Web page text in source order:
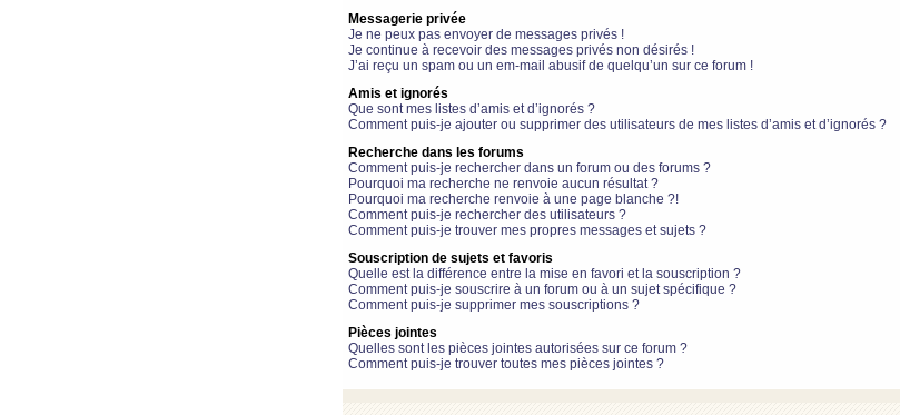
Messagerie privée
Je ne peux pas envoyer de messages privés !
Je continue à recevoir des messages privés non désirés !
J’ai reçu un spam ou un em-mail abusif de quelqu’un sur ce forum !
Amis et ignorés
Que sont mes listes d’amis et d’ignorés ?
Comment puis-je ajouter ou supprimer des utilisateurs de mes listes d’amis et d’ignorés ?
Recherche dans les forums
Comment puis-je rechercher dans un forum ou des forums ?
Pourquoi ma recherche ne renvoie aucun résultat ?
Pourquoi ma recherche renvoie à une page blanche ?!
Comment puis-je rechercher des utilisateurs ?
Comment puis-je trouver mes propres messages et sujets ?
Souscription de sujets et favoris
Quelle est la différence entre la mise en favori et la souscription ?
Comment puis-je souscrire à un forum ou à un sujet spécifique ?
Comment puis-je supprimer mes souscriptions ?
Pièces jointes
Quelles sont les pièces jointes autorisées sur ce forum ?
Comment puis-je trouver toutes mes pièces jointes ?